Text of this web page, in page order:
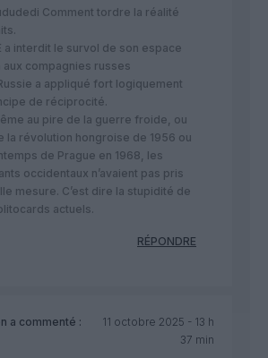
Comment tordre la réalité
a interdit le survol de son espace
aux compagnies russes
a appliqué fort logiquement
de réciprocité.
au pire de la guerre froide, ou
la révolution hongroise de 1956 ou
de Prague en 1968, les
occidentaux n’avaient pas pris
mesure. C’est dire la stupidité de
actuels.
RÉPONDRE
a commenté :
11 octobre 2025 - 13 h
37 min